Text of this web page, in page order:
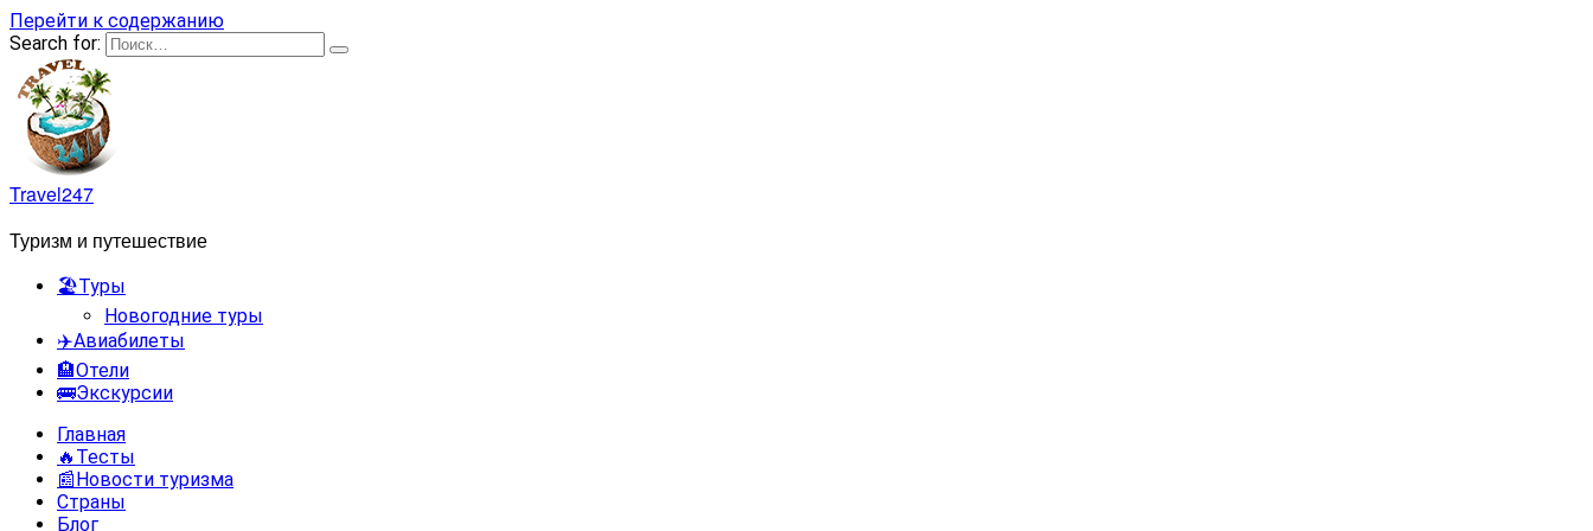
Перейти к содержанию
Search for:
Travel247
Туризм и путешествие
🏖️Туры
Новогодние туры
✈️Авиабилеты
🏨Отели
🚌Экскурсии
Главная
🔥Тесты
📰Новости туризма
Страны
Блог